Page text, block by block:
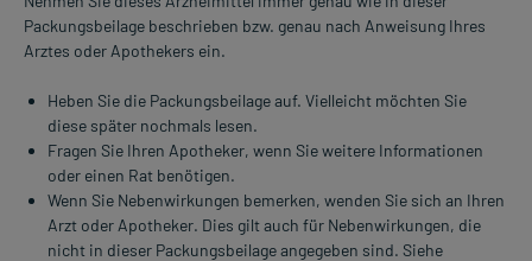
Packungsbeilage beschrieben bzw. genau nach Anweisung Ihres
Arztes oder Apothekers ein.
Heben Sie die Packungsbeilage auf. Vielleicht möchten Sie
diese später nochmals lesen.
Fragen Sie Ihren Apotheker, wenn Sie weitere Informationen
oder einen Rat benötigen.
Wenn Sie Nebenwirkungen bemerken, wenden Sie sich an Ihren
Arzt oder Apotheker. Dies gilt auch für Nebenwirkungen, die
nicht in dieser Packungsbeilage angegeben sind. Siehe